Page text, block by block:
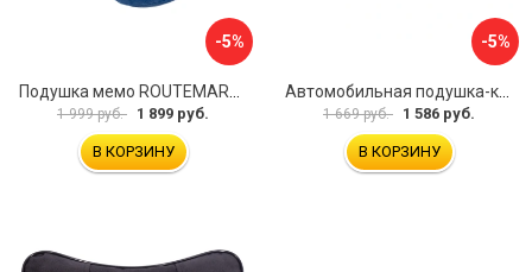
-5%
1 999 руб. 1 899 руб.
В КОРЗИНУ
-5%
1 669 руб. 1 586 руб.
В КОРЗИНУ